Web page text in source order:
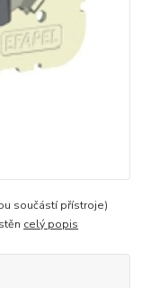
součástí přístroje)
celý popis